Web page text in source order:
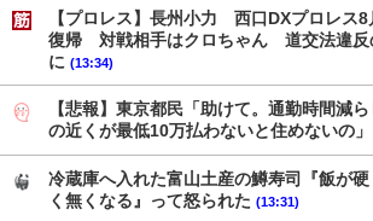
【プロレス】長州小力 西口DXプロレス
復帰 対戦相手はクロちゃん 道交法違反
に (13:34)
【悲報】東京都民「助けて。通勤時間減
の近くが最低10万払わないと住めないの」
冷蔵庫へ入れた富山土産の鱒寿司『飯が
く無くなる』って怒られた (13:31)